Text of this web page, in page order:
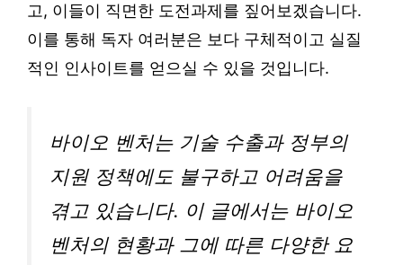
고, 이들이 직면한 도전과제를 짚어보겠습니다.
이를 통해 독자 여러분은 보다 구체적이고 실질
적인 인사이트를 얻으실 수 있을 것입니다.
바이오 벤처는 기술 수출과 정부의
지원 정책에도 불구하고 어려움을
겪고 있습니다. 이 글에서는 바이오
벤처의 현황과 그에 따른 다양한 요